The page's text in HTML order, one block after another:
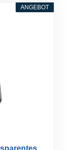
ANGEBOT